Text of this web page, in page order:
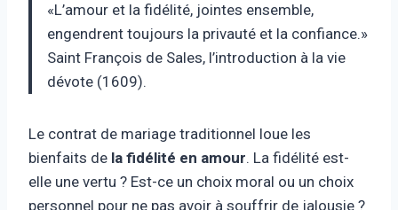
«L’amour et la fidélité, jointes ensemble,
engendrent toujours la privauté et la confiance.»
Saint François de Sales, l’introduction à la vie
dévote (1609).
Le contrat de mariage traditionnel loue les
bienfaits de la fidélité en amour. La fidélité est-
elle une vertu ? Est-ce un choix moral ou un choix
personnel pour ne pas avoir à souffrir de jalousie ?